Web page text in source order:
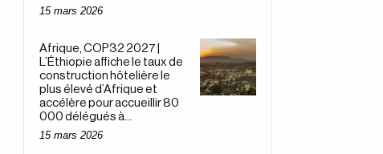
15 mars 2026
Afrique, COP32 2027 |
L’Éthiopie affiche le taux de
construction hôtelière le
plus élevé d’Afrique et
accélère pour accueillir 80
000 délégués à...
15 mars 2026